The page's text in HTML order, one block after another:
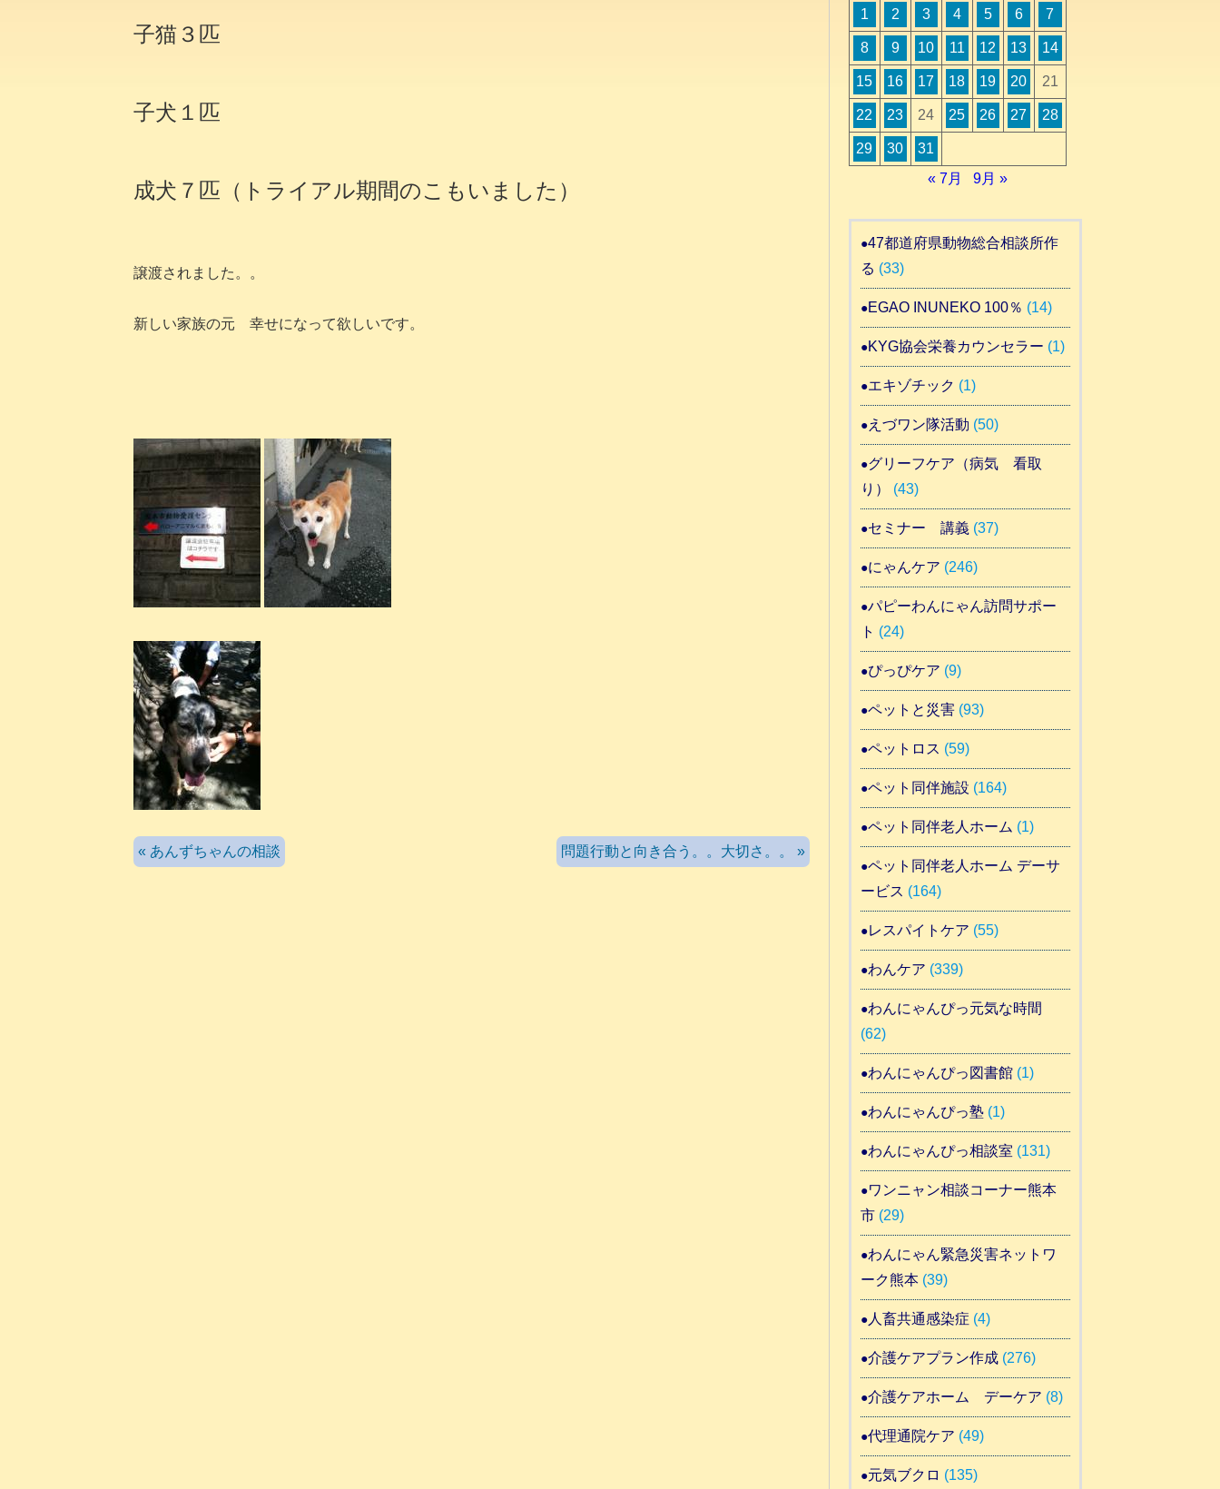
子猫３匹
子犬１匹
成犬７匹（トライアル期間のこもいました）
譲渡されました。。
新しい家族の元 幸せになって欲しいです。
« あんずちゃんの相談 問題行動と向き合う。。大切さ。。 »
1 2 3 4 5 6 7
8 9 10 11 12 13 14
15 16 17 18 19 20 21
22 23 24 25 26 27 28
29 30
31
« 7月
9月 »
47都道府県動物総合相談所作
る (33)
EGAO INUNEKO 100％ (14)
KYG協会栄養カウンセラー (1)
エキゾチック (1)
えづワン隊活動 (50)
グリーフケア（病気 看取
り）
(43)
セミナー 講義(37)
にゃんケア (246)
パピーわんにゃん訪問サポー
ト (24)
ぴっぴケア (9)
ペットと災害(93)
ペットロス (59)
ペット同伴施設 (164)
ペット同伴老人ホーム (1)
ペット同伴老人ホーム デーサ
ービス (164)
レスパイトケア (55)
わんケア (339)
わんにゃんぴっ元気な時間
(62)
わんにゃんぴっ図書館(1)
わんにゃんぴっ塾(1)
わんにゃんぴっ相談室 (131)
ワンニャン相談コーナー熊本
市(29)
わんにゃん緊急災害ネットワ
ーク熊本(39)
人畜共通感染症 (4)
介護ケアプラン作成(276)
介護ケアホーム デーケア (8)
代理通院ケア (49)
元気ブクロ (135)